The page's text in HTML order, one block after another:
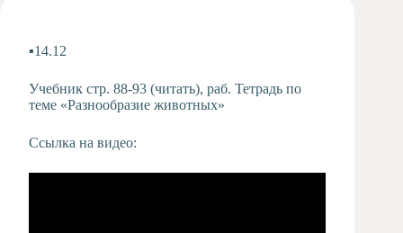
Психологическая
Тьюторская
▪️14.12
Учебник стр. 88-93 (читать), раб. Тетрадь по
теме «Разнообразие животных»
Ссылка на видео: